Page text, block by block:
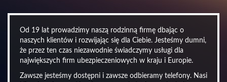
Od 19 lat prowadzimy naszą rodzinną firmę dbając o
naszych klientów i rozwijając się dla Ciebie. Jesteśmy dumni,
że przez ten czas niezawodnie świadczymy usługi dla
największych firm ubezpieczeniowych w kraju i Europie.
Zawsze jesteśmy dostępni i zawsze odbieramy telefony. Nasi